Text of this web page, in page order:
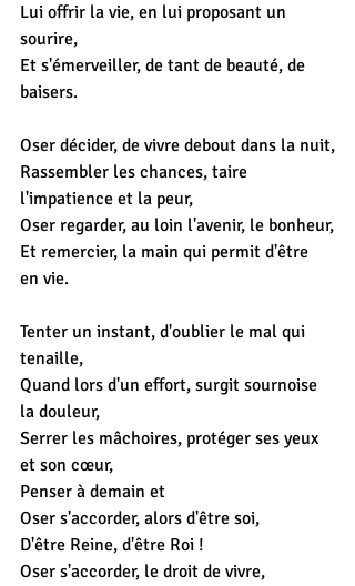
Lui offrir la vie, en lui proposant un
sourire,
Et s'émerveiller, de tant de beauté, de
baisers.
Oser décider, de vivre debout dans la nuit,
Rassembler les chances, taire
l'impatience et la peur,
Oser regarder, au loin l'avenir, le bonheur,
Et remercier, la main qui permit d'être
en vie.
Tenter un instant, d'oublier le mal qui
tenaille,
Quand lors d'un effort, surgit sournoise
la douleur,
Serrer les mâchoires, protéger ses yeux
et son cœur,
Penser à demain et
Oser s'accorder, alors d'être soi,
D'être Reine, d'être Roi !
Oser s'accorder, le droit de vivre,